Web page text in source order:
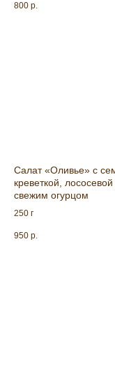
800 р.
Салат «Оливье» с
креветкой,
свежим огурцом
250 г
950 р.